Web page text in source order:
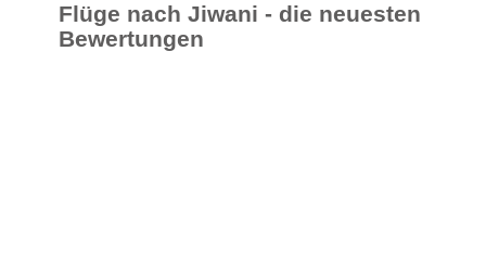
Flüge nach Jiwani - die neuesten
Bewertungen